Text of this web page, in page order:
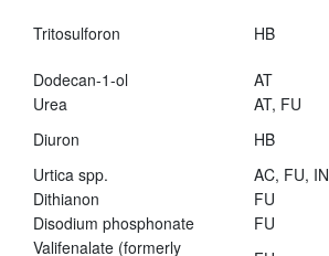
Tritosulforon HB
Dodecan-1-ol AT
Urea
AT, FU
Diuron
HB
Urtica spp.
AC, FU, IN
Dithianon
FU
Disodium phosphonate
FU
Valifenalate (formerly